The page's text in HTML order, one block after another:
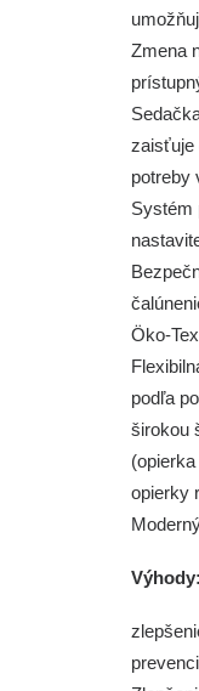
Zmena
zaisťuje
potreby
Systém
Öko-Tex
podľa
širokou
opierky
Výhody: